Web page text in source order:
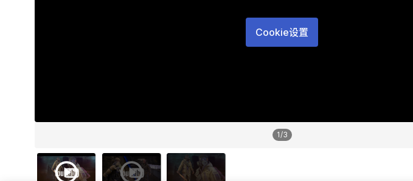
Cookie设置
1/3